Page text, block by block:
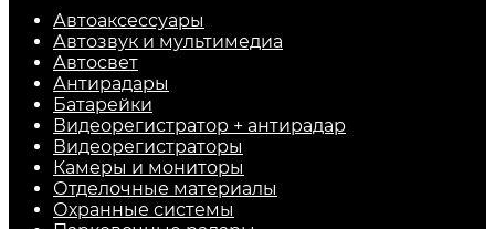
Автоаксессуары
Автозвук и мультимедиа
Автосвет
Антирадары
Батарейки
Видеорегистратор + антирадар
Видеорегистраторы
Камеры и мониторы
Отделочные материалы
Охранные системы